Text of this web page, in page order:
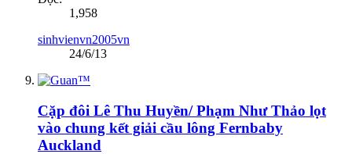
1,958
sinhvienvn2005vn
24/6/13
Cặp đôi Lê Thu Huyền/ Phạm Như Thảo lọt
vào chung kết giải cầu lông Fernbaby
Auckland